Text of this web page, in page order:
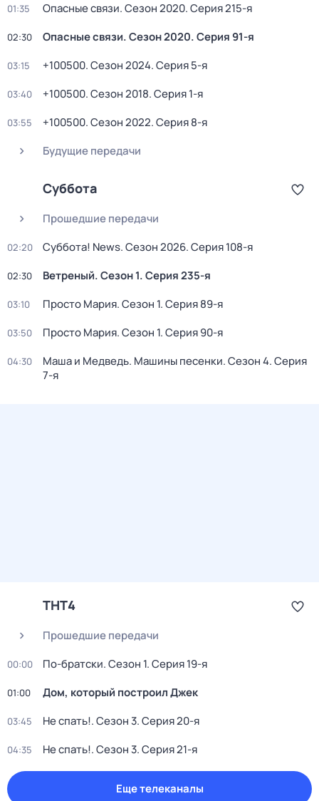
01:35 Опасные связи. Сезон 2020. Серия 215-я
02:30 Опасные связи. Сезон 2020. Серия 91-я
03:15 +100500. Сезон 2024. Серия 5-я
03:40 +100500. Сезон 2018. Серия 1-я
03:55 +100500. Сезон 2022. Серия 8-я
Будущие передачи
Суббота
Прошедшие передачи
02:20 Суббота! News. Сезон 2026. Серия 108-я
02:30 Ветреный. Сезон 1. Серия 235-я
03:10 Просто Мария. Сезон 1. Серия 89-я
03:50 Просто Мария. Сезон 1. Серия 90-я
04:30 Маша и Медведь. Машины песенки. Сезон 4. Серия
7-я
ТНТ4
Прошедшие передачи
00:00 По-братски. Сезон 1. Серия 19-я
01:00 Дом, который построил Джек
03:45 Не спать!. Сезон 3. Серия 20-я
04:35 Не спать!. Сезон 3. Серия 21-я
Еще телеканалы